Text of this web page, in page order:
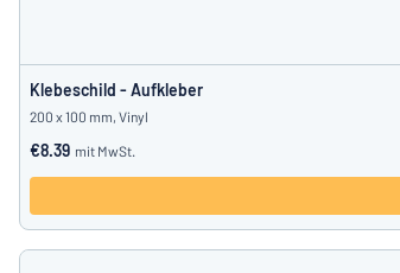
Klebeschild - Aufkleber
200 x 100 mm, Vinyl
€8.39 mit MwSt.